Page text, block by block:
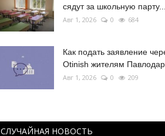
сядут за школьную парту...
Авг 1, 2026 0 684
Как подать заявление
Otinish жителям
Авг 1, 2026 0 209
СЛУЧАЙНАЯ НОВОСТЬ